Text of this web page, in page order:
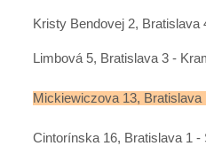
Kristy Bendovej 2, Bratislava
Limbová 5, Bratislava 3 -
Mickiewiczova 13,
Cintorínska 16, Bratislava 1 -